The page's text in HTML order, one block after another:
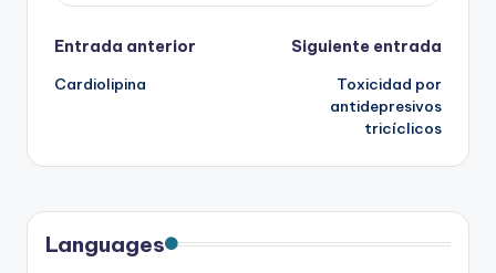
Navegación
de
Entrada anterior
Cardiolipina
Siguiente entrada
Toxicidad por
antidepresivos
tricíclicos
Languages